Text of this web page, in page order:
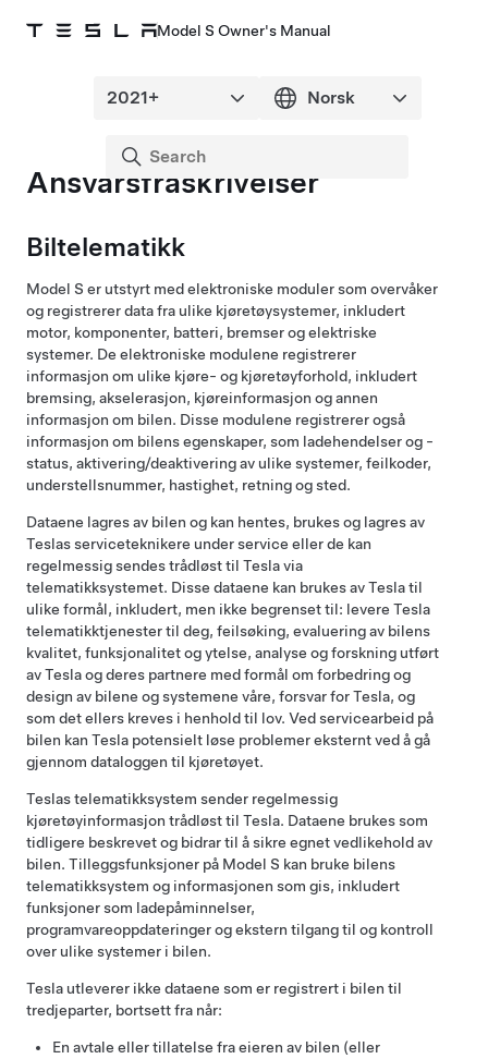
Model S Owner's Manual
Ansvarsfraskrivelser
Biltelematikk
Model S er utstyrt med elektroniske moduler som overvåker
og registrerer data fra ulike kjøretøysystemer, inkludert
motor, komponenter, batteri, bremser og elektriske
systemer. De elektroniske modulene registrerer
informasjon om ulike kjøre- og kjøretøyforhold, inkludert
bremsing, akselerasjon, kjøreinformasjon og annen
informasjon om bilen. Disse modulene registrerer også
informasjon om bilens egenskaper, som ladehendelser og -
status, aktivering/deaktivering av ulike systemer, feilkoder,
understellsnummer, hastighet, retning og sted.
Dataene lagres av bilen og kan hentes, brukes og lagres av
Teslas serviceteknikere under service eller de kan
regelmessig sendes trådløst til Tesla via
telematikksystemet. Disse dataene kan brukes av Tesla til
ulike formål, inkludert, men ikke begrenset til: levere Tesla
telematikktjenester til deg, feilsøking, evaluering av bilens
kvalitet, funksjonalitet og ytelse, analyse og forskning utført
av Tesla og deres partnere med formål om forbedring og
design av bilene og systemene våre, forsvar for Tesla, og
som det ellers kreves i henhold til lov. Ved servicearbeid på
bilen kan Tesla potensielt løse problemer eksternt ved å gå
gjennom dataloggen til kjøretøyet.
Teslas telematikksystem sender regelmessig
kjøretøyinformasjon trådløst til Tesla. Dataene brukes som
tidligere beskrevet og bidrar til å sikre egnet vedlikehold av
bilen. Tilleggsfunksjoner på Model S kan bruke bilens
telematikksystem og informasjonen som gis, inkludert
funksjoner som ladepåminnelser,
programvareoppdateringer og ekstern tilgang til og kontroll
over ulike systemer i bilen.
Tesla utleverer ikke dataene som er registrert i bilen til
tredjeparter, bortsett fra når:
En avtale eller tillatelse fra eieren av bilen (eller